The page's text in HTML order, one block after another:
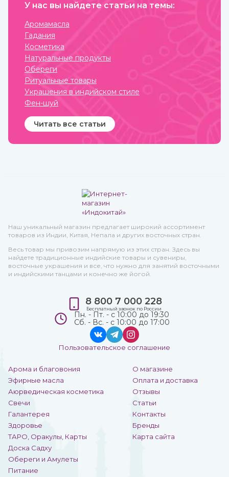
пригодным в течение
оно считается одним из
самых важных, обладает
охлаждающими,
успокаивающими,
освежающими свойствами.
Купить кокосовое масло от
известных марок вы
можете в интернет-
магазине ИндоКитай.
привлечь финансы.
У нас вы найдете статьи на темы:
Аромамасла
Гадания
Косметика
Натуральные продукты
Обереги
Ритуальные товары
Украшения в индийском стиле
Фен-шуй
Читать все статьи
Наш уникальный магазин предлагает широкий ассортимент
товаров из Индии, Китая, Непала и других восточных стран.
Весь товар мы привозим напрямую из этих стран. Здесь вы
найдете традиционные индийские товары и сувениры,
восточные украшения и все, что нужно для занятий восточными
и индийскими танцами и конечно же йогой.
Арома и благовония
Эфирные масла
Аюрведическая косметика
Свечи
Галантерея
Здоровье
ТАРО, Оракулы, Карты
Доска Садху
Обереги и Амулеты
Питание
О магазине
Оплата и доставка
Отзывы
Статьи
Контакты
Бренды
Карта сайта
8 800 7 000 228
Бесплатный звонок по России
Пн. - Пт. - с 10:00 до 19:30
Сб. - Вс. - с 10:00 до 17:00
Пользовательское соглашение